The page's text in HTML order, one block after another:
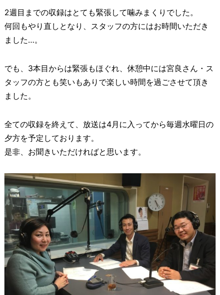
2週目までの収録はとても緊張して噛みまくりでした。
何回もやり直しとなり、スタッフの方にはお時間いただき
ました…。
でも、3本目からは緊張もほぐれ、休憩中には宮良さん・ス
タッフの方とも笑いもありで楽しい時間を過ごさせて頂き
ました。
全ての収録を終えて、放送は4月に入ってから毎週水曜日の
夕方を予定しております。
是非、お聞きいただければと思います。